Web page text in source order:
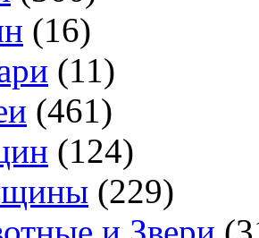
(16)
(11)
(461)
(124)
(229)